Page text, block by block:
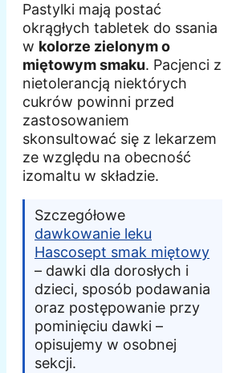
Pastylki mają postać
okrągłych tabletek do ssania
w kolorze zielonym o
miętowym smaku. Pacjenci z
nietolerancją niektórych
cukrów powinni przed
zastosowaniem
skonsultować się z lekarzem
ze względu na obecność
izomaltu w składzie.
Szczegółowe
dawkowanie leku
Hascosept smak miętowy
– dawki dla dorosłych i
dzieci, sposób podawania
oraz postępowanie przy
pominięciu dawki –
opisujemy w osobnej
sekcji.